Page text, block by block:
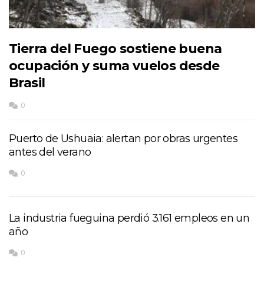
Tierra del Fuego sostiene buena
ocupación y suma vuelos desde
Brasil
0
Puerto de Ushuaia: alertan por obras urgentes
antes del verano
0
La industria fueguina perdió 3.161 empleos en un
año
0